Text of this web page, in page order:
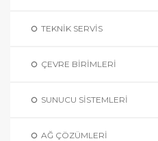
TEKNIK SERVIS
ÇEVRE BIRIMLERI
SUNUCU SISTEMLERI
AĞ ÇÖZÜMLERI